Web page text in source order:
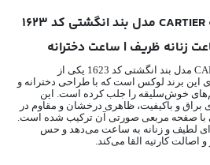
ساعت مچی زنانه کارتیه CARTIER مدل بند انگشتی کد 1623
زنانه ظریف | ساعت دخترانه
ساعت مچی زنانه کارتیه CARTIER مدل بند انگشتی کد 1623 یکی از
برند لوکس است که با طراحی دخترانه و
خوش‌سلیقه را جلب کرده است. این
براق و باکیفیت، ظاهری درخشان و مقاوم در
با صفحه مربعی صورتی آن ترکیب شده است.
لطیف و زنانه به ساعت می‌دهد و حس
اصالت کارتیه القا می‌کند.